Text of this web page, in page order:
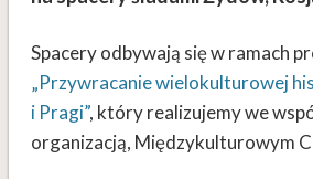
Spacery odbywają się w ramach
„Przywracanie wielokulturowej
i Pragi”, który realizujemy we
organizacją, Międzykulturowym